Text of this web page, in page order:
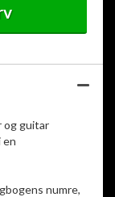
og guitar
en
numre,